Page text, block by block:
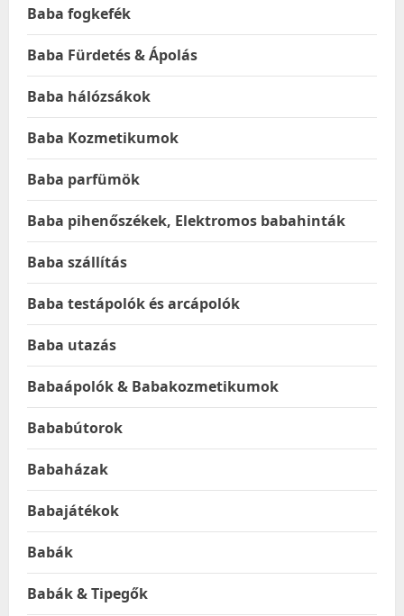
Baba fogkefék
Baba Fürdetés & Ápolás
Baba hálózsákok
Baba Kozmetikumok
Baba parfümök
Baba pihenőszékek, Elektromos babahinták
Baba szállítás
Baba testápolók és arcápolók
Baba utazás
Babaápolók & Babakozmetikumok
Bababútorok
Babaházak
Babajátékok
Babák
Babák & Tipegők